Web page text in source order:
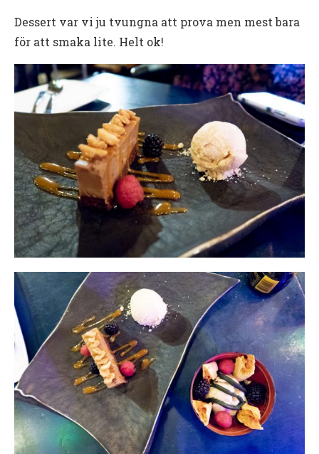
Dessert var vi ju tvungna att prova men mest bara
för att smaka lite. Helt ok!